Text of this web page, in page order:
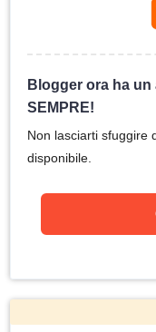
Blogger ora ha
SEMPRE!
Non lasciarti sfuggire
disponibile.